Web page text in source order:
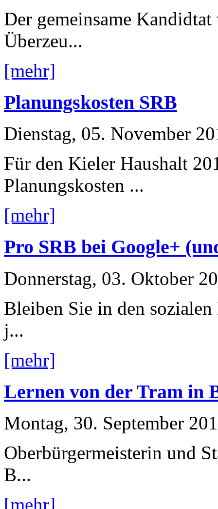
Der gemeinsame
Überzeu...
[mehr]
Planungskosten SRB
Dienstag, 05. November
Für den Kieler Haushalt
Planungskosten ...
[mehr]
Pro SRB bei Google+
Donnerstag, 03. Oktober
Bleiben Sie in den
j...
[mehr]
Lernen von der Tram in
Montag, 30. September
Oberbürgermeisterin und
B...
[mehr]